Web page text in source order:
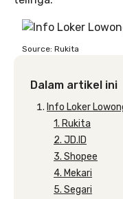
Source: Rukita
Dalam artikel ini
Info Loker
1. Rukita
2. JD.ID
3. Shopee
4. Mekari
5. Segari